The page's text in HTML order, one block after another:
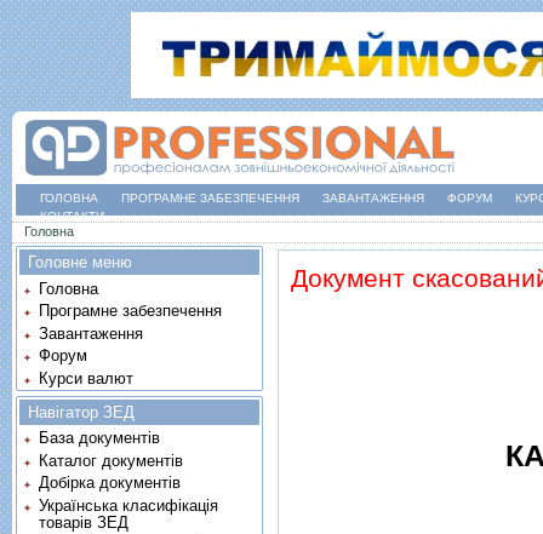
ГОЛОВНА ПРОГРАМНЕ ЗАБЕЗПЕЧЕННЯ ЗАВАНТАЖЕННЯ ФОРУМ
КОНТАКТИ
Ви є тут
Головна
Документ
Головне меню
Головна
Програмне забезпечення
Завантаження
Форум
Курси валют
Навігатор ЗЕД
База документів
Каталог документів
Добірка документів
Українська класифікація
товарів ЗЕД